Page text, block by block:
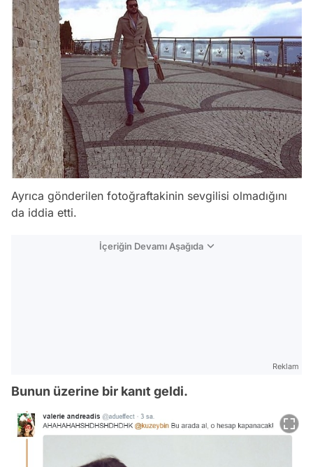
Ayrıca gönderilen fotoğraftakinin sevgilisi olmadığını
da iddia etti.
İçeriğin Devamı Aşağıda
Reklam
Bunun üzerine bir kanıt geldi.